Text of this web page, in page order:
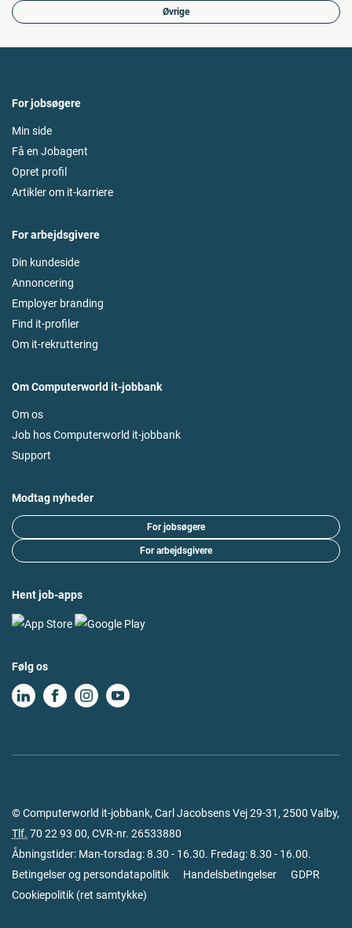
Øvrige
For jobsøgere
Min side
Få en Jobagent
Opret profil
Artikler om it-karriere
For arbejdsgivere
Din kundeside
Annoncering
Employer branding
Find it-profiler
Om it-rekruttering
Om Computerworld it-jobbank
Om os
Job hos Computerworld it-jobbank
Support
Modtag nyheder
For jobsøgere
For arbejdsgivere
Hent job-apps
Følg os
© Computerworld it-jobbank, Carl Jacobsens Vej 29-31, 2500 Valby,
Tlf. 70 22 93 00, CVR-nr. 26533880
Åbningstider: Man-torsdag: 8.30 - 16.30. Fredag: 8.30 - 16.00.
Betingelser og persondatapolitik
Handelsbetingelser
GDPR
Cookiepolitik (ret samtykke)